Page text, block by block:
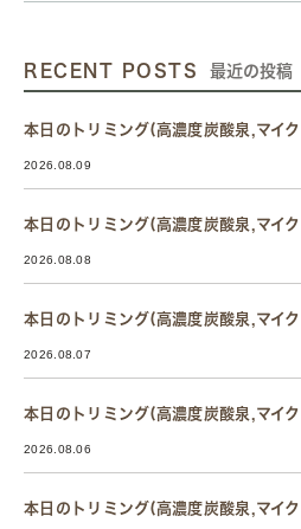
RECENT POSTS 最近の投稿
本日のトリミング(高濃度炭酸泉,マイク
2026.08.09
本日のトリミング(高濃度炭酸泉,マイク
2026.08.08
本日のトリミング(高濃度炭酸泉,マイク
2026.08.07
本日のトリミング(高濃度炭酸泉,マイク
2026.08.06
本日のトリミング(高濃度炭酸泉,マイク